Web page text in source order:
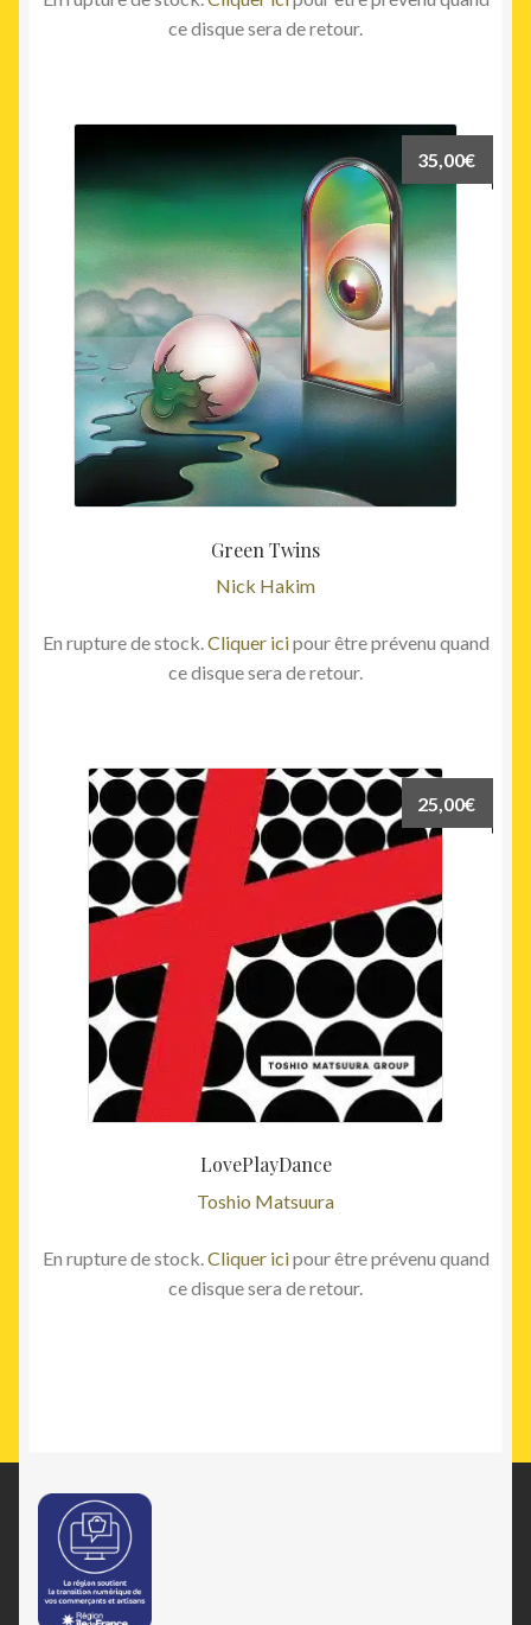
ce disque sera de retour.
Green Twins
Nick Hakim
35,00€
En rupture de stock. Cliquer icipour être prévenu quand
ce disque sera de retour.
LovePlayDance
Toshio Matsuura
25,00€
En rupture de stock. Cliquer icipour être prévenu quand
ce disque sera de retour.